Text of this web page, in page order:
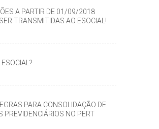
A PARTIR DE 01/09/2018
TRANSMITIDAS AO ESOCIAL!
ESOCIAL?
PARA CONSOLIDAÇÃO DE
PREVIDENCIÁRIOS NO PERT